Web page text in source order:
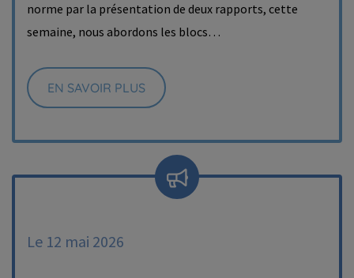
norme par la présentation de deux rapports, cette
semaine, nous abordons les blocs…
EN SAVOIR PLUS
Le 12 mai 2026